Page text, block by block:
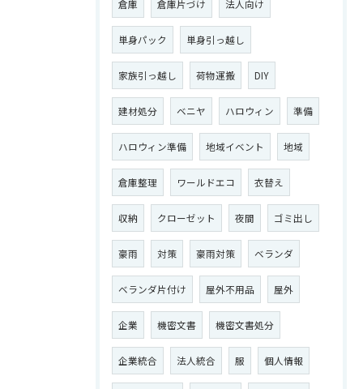
倉庫 倉庫片づけ 法人向け
単身パック 単身引っ越し
家族引っ越し 荷物運搬 DIY
建材処分 ベニヤ ハロウィン 準備
ハロウィン準備 地域イベント 地域
倉庫整理 ワールドエコ 衣替え
収納 クローゼット 夜間 ゴミ出し
豪雨 対策 豪雨対策 ベランダ
ベランダ片付け 屋外不用品 屋外
企業 機密文書 機密文書処分
企業統合 法人統合 服 個人情報